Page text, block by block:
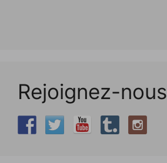
Rejoignez-nous